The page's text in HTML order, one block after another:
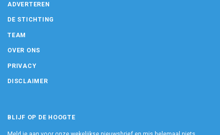
ADVERTEREN
DE STICHTING
TEAM
OVER ONS
PRIVACY
DISCLAIMER
BLIJF OP DE HOOGTE